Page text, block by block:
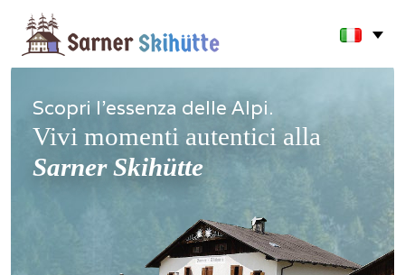
Scopri l'essenza delle Alpi.
Vivi momenti autentici alla
Sarner Skihütte